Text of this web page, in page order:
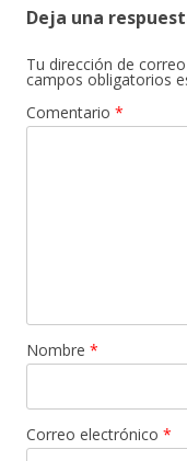
Deja una
Tu dirección de
campos obligatorios
Comentario *
Nombre *
Correo electrónico *